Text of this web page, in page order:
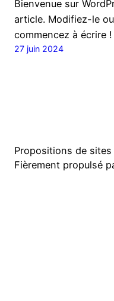
Bienvenue sur
article. Modifiez-le
commencez à écrire !
27 juin 2024
Propositions de sites
Fièrement propulsé